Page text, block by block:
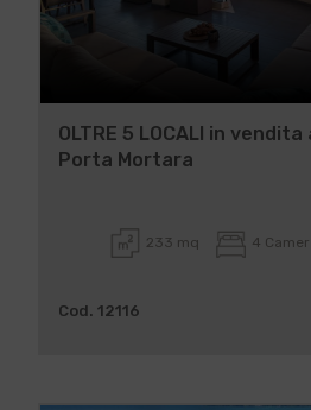
OLTRE 5 LOCALI in
Porta Mortara
233 mq 4
Cod. 12116